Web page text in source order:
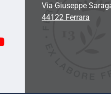
Via Giuseppe
44122 Ferrara